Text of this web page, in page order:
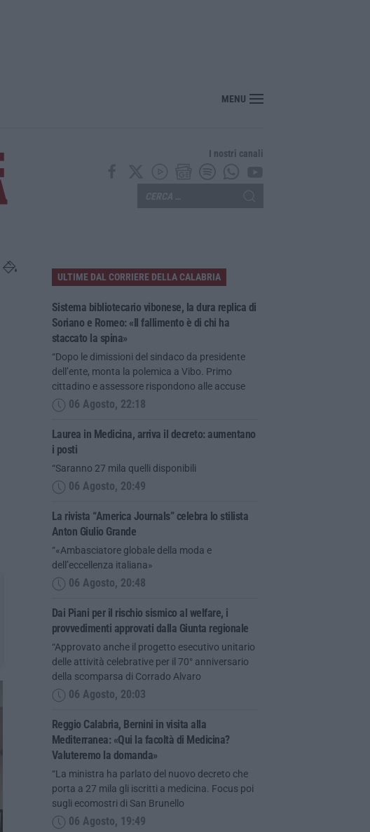
La rivista “America Journals” celebra lo stilista Anton Giulio Grande
MENU
I nostri canali
ULTIME DAL CORRIERE DELLA CALABRIA
Sistema bibliotecario vibonese, la dura replica di
Soriano e Romeo: «Il fallimento è di chi ha
staccato la spina»
“Dopo le dimissioni del sindaco da presidente
dell’ente, monta la polemica a Vibo. Primo
cittadino e assessore rispondono alle accuse
06 Agosto, 22:18
Laurea in Medicina, arriva il decreto: aumentano
i posti
“Saranno 27 mila quelli disponibili
06 Agosto, 20:49
La rivista “America Journals” celebra lo stilista
Anton Giulio Grande
“«Ambasciatore globale della moda e
dell’eccellenza italiana»
06 Agosto, 20:48
Dai Piani per il rischio sismico al welfare, i
provvedimenti approvati dalla Giunta regionale
“Approvato anche il progetto esecutivo unitario
delle attività celebrative per il 70° anniversario
della scomparsa di Corrado Alvaro
06 Agosto, 20:03
Reggio Calabria, Bernini in visita alla
Mediterranea: «Qui la facoltà di Medicina?
Valuteremo la domanda»
“La ministra ha parlato del nuovo decreto che
porta a 27 mila gli iscritti a medicina. Focus poi
sugli ecomostri di San Brunello
06 Agosto, 19:49